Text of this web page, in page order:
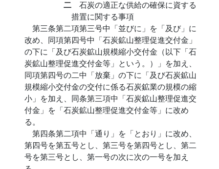
二 石炭の適正な供給の確保に資する
措置に関する事項
第三条第二項第三号中「並びに」を「及び」に
改め、同項第四号中「石炭鉱山整理促進交付金」
の下に「及び石炭鉱山規模縮小交付金（以下「石
炭鉱山整理促進交付金等」という。）」を加え、
同項第四号の二中「放棄」の下に「及び石炭鉱山
規模縮小交付金の交付に係る石炭鉱業の規模の縮
小」を加え、同条第三項中「石炭鉱山整理促進交
付金」を「石炭鉱山整理促進交付金等」に改め
る。
第四条第二項中「通り」を「とおり」に改め、
第四号を第五号とし、第三号を第四号とし、第二
号を第三号とし、第一号の次に次の一号を加え